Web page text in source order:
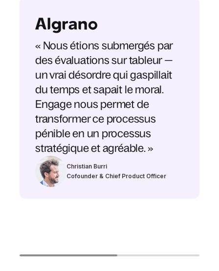
« Nous étions submergés par
des évaluations sur tableur —
un vrai désordre qui gaspillait
du temps et sapait le moral.
Engage nous permet de
transformer ce processus
pénible en un processus
stratégique et agréable. »
Christian Burri
Cofounder & Chief Product Officer